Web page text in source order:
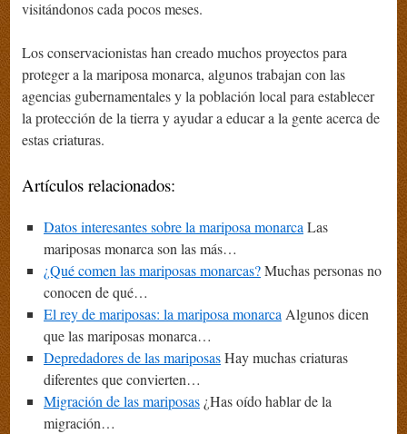
visitándonos cada pocos meses.
Los conservacionistas han creado muchos proyectos para
proteger a la mariposa monarca, algunos trabajan con las
agencias gubernamentales y la población local para establecer
la protección de la tierra y ayudar a educar a la gente acerca de
estas criaturas.
Artículos relacionados:
Datos interesantes sobre la mariposa monarcaLas
mariposas monarca son las más…
¿Qué comen las mariposas monarcas?Muchas personas no
conocen de qué…
El rey de mariposas: la mariposa monarcaAlgunos dicen
que las mariposas monarca…
Depredadores de las mariposasHay muchas criaturas
diferentes que convierten…
Migración de las mariposas¿Has oído hablar de la
migración…